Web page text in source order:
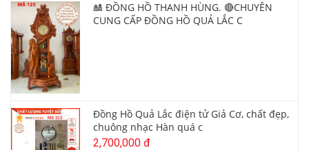
🎎 ĐỒNG HỒ THANH HÙNG. 🔴CHUYÊN
CUNG CẤP ĐỒNG HỒ QUẢ LẮC C
Đồng Hồ Quả Lắc điện tử Giả Cơ, chất đẹp,
chuông nhạc Hàn quá c
2,700,000 đ